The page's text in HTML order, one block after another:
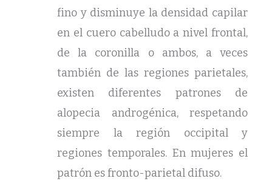
fino y disminuye la densidad capilar
en el cuero cabelludo a nivel frontal,
de la coronilla o ambos, a veces
también de las regiones parietales,
existen diferentes patrones de
alopecia androgénica, respetando
siempre la región occipital y
regiones temporales. En mujeres el
patrón es fronto-parietal difuso.